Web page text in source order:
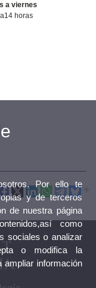
a viernes
horas
Por ello te
y de terceros
de nuestra página
como
sociales o analizar
o modifica la
ampliar información